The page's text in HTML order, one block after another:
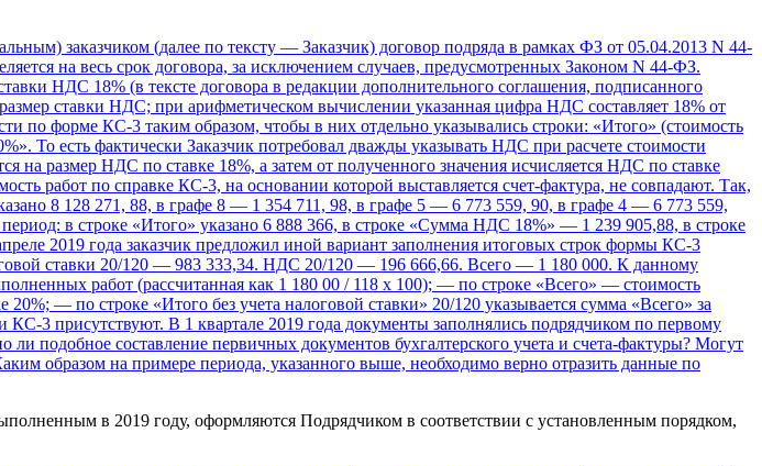
заказчиком (далее по тексту — Заказчик) договор подряда в рамках ФЗ от 05.04.2013 N 44-
на весь срок договора, за исключением случаев, предусмотренных Законом N 44-ФЗ.
НДС 18% (в тексте договора в редакции дополнительного соглашения, подписанного
ставки НДС; при арифметическом вычислении указанная цифра НДС составляет 18% от
по форме КС-3 таким образом, чтобы в них отдельно указывались строки: «Итого» (стоимость
есть фактически Заказчик потребовал дважды указывать НДС при расчете стоимости
на размер НДС по ставке 18%, а затем от полученного значения исчисляется НДС по ставке
работ по справке КС-3, на основании которой выставляется счет-фактура, не совпадают. Так,
8 128 271, 88, в графе 8 — 1 354 711, 98, в графе 5 — 6 773 559, 90, в графе 4 — 6 773 559,
в строке «Итого» указано 6 888 366, в строке «Сумма НДС 18%» — 1 239 905,88, в строке
2019 года заказчик предложил иной вариант заполнения итоговых строк формы КС-3
ставки 20/120 — 983 333,34. НДС 20/120 — 196 666,66. Всего — 1 180 000. К данному
работ (рассчитанная как 1 180 00 / 118 х 100); — по строке «Всего» — стоимость
— по строке «Итого без учета налоговой ставки» 20/120 указывается сумма «Всего» за
3 присутствуют. В 1 квартале 2019 года документы заполнялись подрядчиком по первому
подобное составление первичных документов бухгалтерского учета и счета-фактуры? Могут
образом на примере периода, указанного выше, необходимо верно отразить данные по
в 2019 году, оформляются Подрядчиком в соответствии с установленным порядком,